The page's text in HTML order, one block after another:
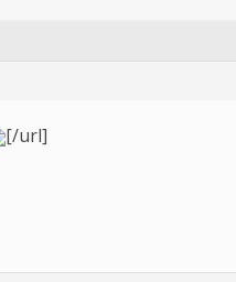
[/url]